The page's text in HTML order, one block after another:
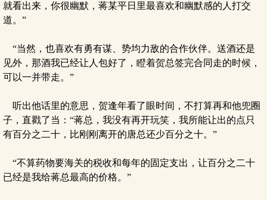
就看出来，你很幽默，蒋某平日里最喜欢和幽默感的人打交
道。”
“当然，也喜欢有勇有谋、势均力敌的合作伙伴。送酒还是
见外，那酒我已经让人包好了，瞪着贺总签完合同走的时候，
可以一并带走。”
听出他话里的意思，贺逢年看了眼时间，不打算再和他兜圈
子，直戳了当：“蒋总，我没有再开玩笑，我所能让出的点只
有百分之二十，比刚刚离开的唐总还少百分之十。”
“不算药物要海关的税收和每年的固定支出，让百分之二十
已经是我给蒋总最高的价格。”